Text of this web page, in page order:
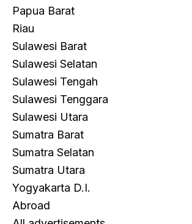
Papua Barat
Riau
Sulawesi Barat
Sulawesi Selatan
Sulawesi Tengah
Sulawesi Tenggara
Sulawesi Utara
Sumatra Barat
Sumatra Selatan
Sumatra Utara
Yogyakarta D.I.
Abroad